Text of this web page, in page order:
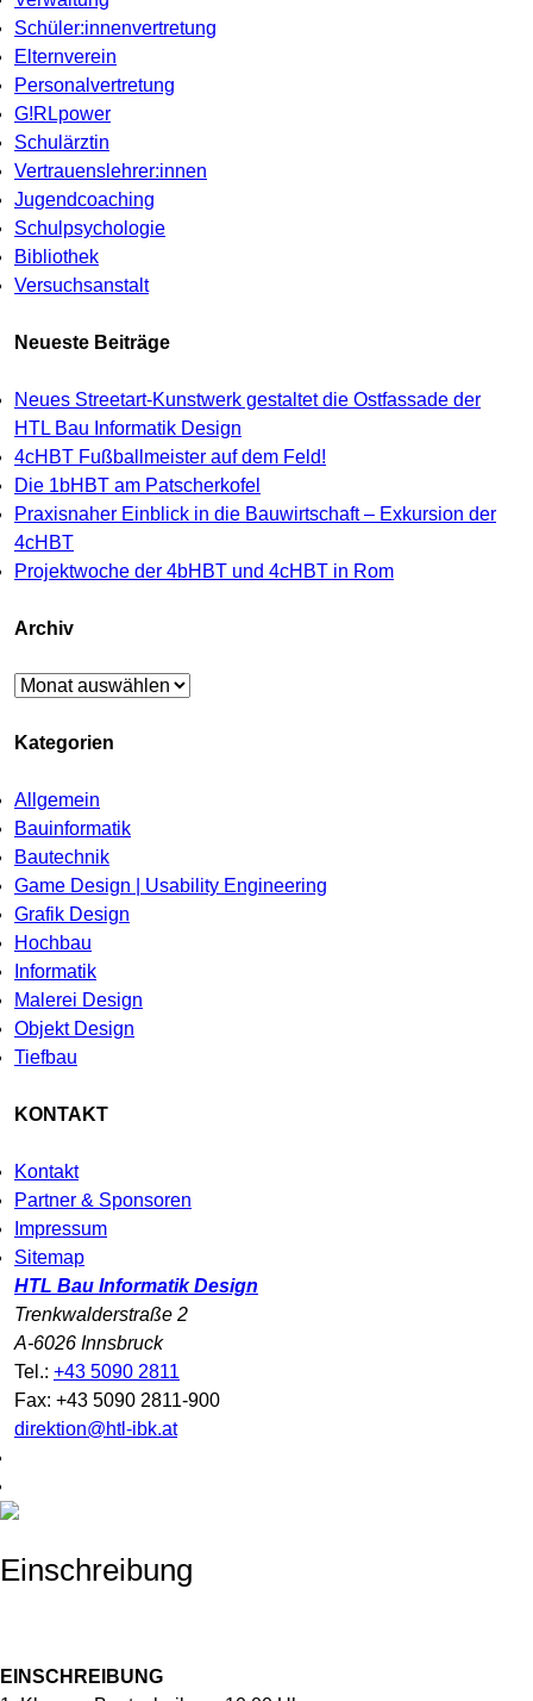
Schüler:innenvertretung
Elternverein
Personalvertretung
G!RLpower
Schulärztin
Vertrauenslehrer:innen
Jugendcoaching
Schulpsychologie
Bibliothek
Versuchsanstalt
Neueste Beiträge
Neues Streetart-Kunstwerk gestaltet die Ostfassade der
HTL Bau Informatik Design
4cHBT Fußballmeister auf dem Feld!
Die 1bHBT am Patscherkofel
Praxisnaher Einblick in die Bauwirtschaft – Exkursion der
4cHBT
Projektwoche der 4bHBT und 4cHBT in Rom
Archiv
Archiv
Kategorien
Allgemein
Bauinformatik
Bautechnik
Game Design | Usability Engineering
Grafik Design
Hochbau
Informatik
Malerei Design
Objekt Design
Tiefbau
KONTAKT
Kontakt
Partner & Sponsoren
Impressum
Sitemap
HTL Bau Informatik Design
Trenkwalderstraße 2
A-6026 Innsbruck
Tel.: +43 5090 2811
Fax: +43 5090 2811-900
direktion@htl-ibk.at
Einschreibung
EINSCHREIBUNG